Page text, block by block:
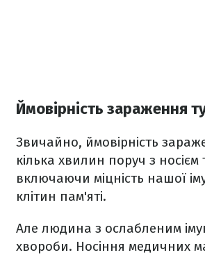
Ймовірність зараження
Звичайно, ймовірність
кілька хвилин поруч з
включаючи міцність нашої
клітин пам'яті.
Але людина з ослабленим
хвороби. Носіння медичних